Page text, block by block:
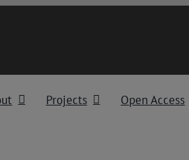
Projects Open Access